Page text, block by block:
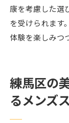
康を考慮した選
を受けられます
体験を楽しみつ
練馬区の
るメンズ